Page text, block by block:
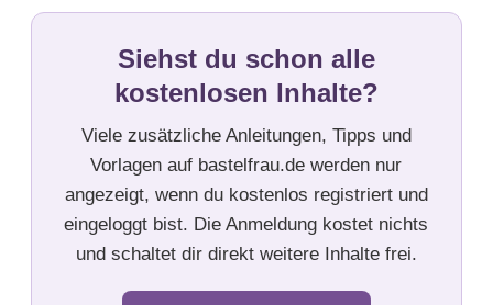
Siehst du schon alle
kostenlosen Inhalte?
Viele zusätzliche Anleitungen, Tipps und
Vorlagen auf bastelfrau.de werden nur
angezeigt, wenn du kostenlos registriert und
eingeloggt bist. Die Anmeldung kostet nichts
und schaltet dir direkt weitere Inhalte frei.